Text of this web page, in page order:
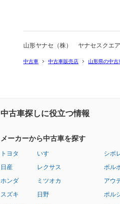
山形ヤナセ（株） ヤナセスクエ
中古車 中古車販売店 山形県の中古
中古車探しに役立つ情報
メーカーから中古車を探す
トヨタ
日産
ホンダ
スズキ
いすゞ
レクサス
ミツオカ
日野
シボ
ボル
アウ
ポル